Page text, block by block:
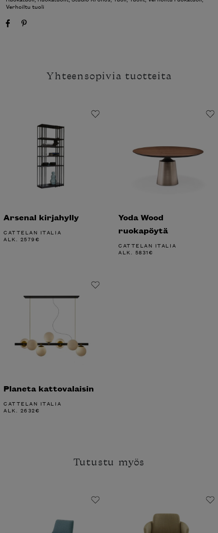
Verhoiltu tuoli
Yhteensopivia tuotteita
Arsenal kirjahylly
CATTELAN ITALIA
ALK. 2579€
Yoda Wood
ruokapöytä
CATTELAN ITALIA
ALK. 5831€
Planeta kattovalaisin
CATTELAN ITALIA
ALK. 2632€
Tutustu myös